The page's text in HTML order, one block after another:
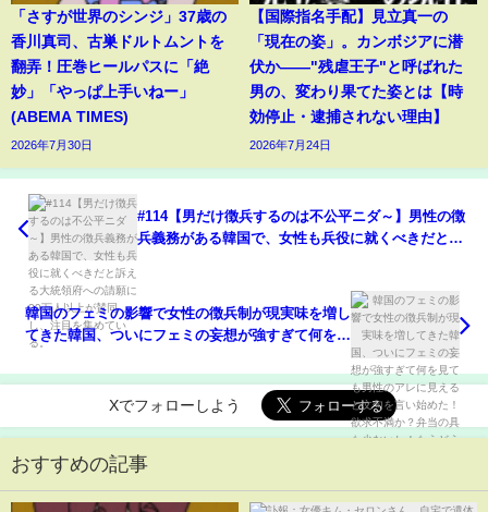
「さすが世界のシンジ」37歳の
香川真司、古巣ドルトムントを
翻弄！圧巻ヒールパスに「絶
妙」「やっぱ上手いねー」
(ABEMA TIMES)
2026年7月30日
【国際指名手配】見立真一の
「現在の姿」。カンボジアに潜
伏か――"残虐王子"と呼ばれた
男の、変わり果てた姿とは【時
効停止・逮捕されない理由】
2026年7月24日
#114【男だけ徴兵するのは不公平ニダ～】男性の徴
兵義務がある韓国で、女性も兵役に就くべきだと訴
韓国のフェミの影響で女性の徴兵制が現実味を増し
てきた韓国、ついにフェミの妄想が強すぎて何を見
ぜ！
Xでフォローしよう
おすすめの記事